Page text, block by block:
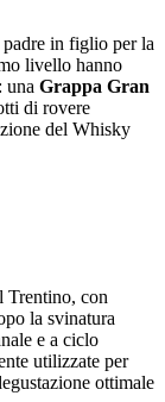
padre in figlio per la
livello hanno
una Grappa Gran
di rovere
del Whisky
Trentino, con
la svinatura
e a ciclo
utilizzate per
ottimale